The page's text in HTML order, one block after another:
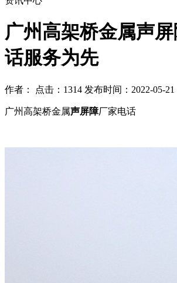
广州高架桥金属声
话服务为先
作者： 点击：1314 发布时间：2022-05-21
广州高架桥金属声屏障厂家电话